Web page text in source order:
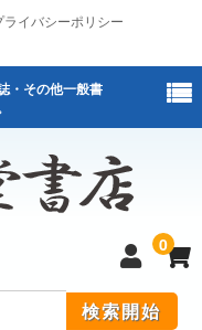
ライバシーポリシー
・その他一般書
0